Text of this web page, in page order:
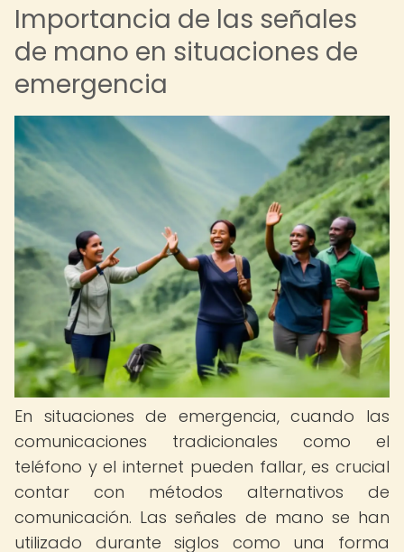
Importancia de las señales
de mano en situaciones de
emergencia
En situaciones de emergencia, cuando las
comunicaciones tradicionales como el
teléfono y el internet pueden fallar, es crucial
contar con métodos alternativos de
comunicación. Las señales de mano se han
utilizado durante siglos como una forma